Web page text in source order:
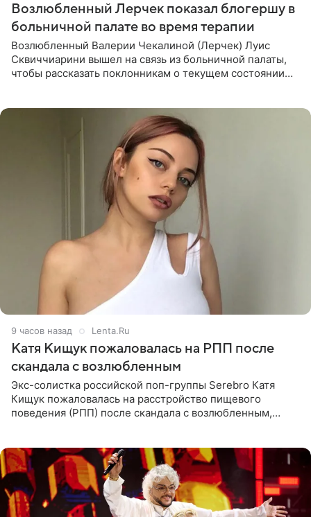
Возлюбленный Лерчек показал блогершу в
больничной палате во время терапии
Возлюбленный Валерии Чекалиной (Лерчек) Луис
Сквиччиарини вышел на связь из больничной палаты,
чтобы рассказать поклонникам о текущем состоянии
9 часов назад Lenta.Ru
Катя Кищук пожаловалась на РПП после
скандала с возлюбленным
Экс-солистка российской поп-группы Serebro Катя
Кищук пожаловалась на расстройство пищевого
поведения (РПП) после скандала с возлюбленным,